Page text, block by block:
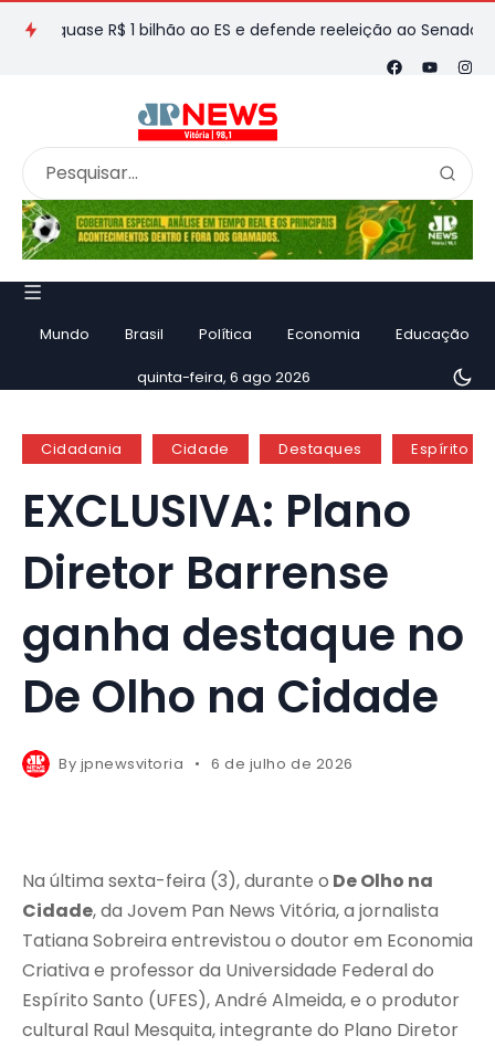
R$ 1 bilhão ao ES e defende reeleição ao Senado em
Mundo Brasil Política Economia Educação
quinta-feira, 6 ago 2026
Cidadania Cidade Destaques Espírito
EXCLUSIVA: Plano
Diretor Barrense
ganha destaque no
De Olho na Cidade
By jpnewsvitoria 6 de julho de 2026
Na última sexta-feira (3), durante o De Olho na
Cidade, da Jovem Pan News Vitória, a jornalista
Tatiana Sobreira entrevistou o doutor em Economia
Criativa e professor da Universidade Federal do
Espírito Santo (UFES), André Almeida, e o produtor
cultural Raul Mesquita, integrante do Plano Diretor